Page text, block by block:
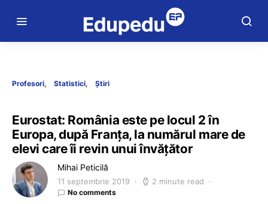
Profesori Statistici Știri
Eurostat: România este pe locul 2 în
Europa, după Franța, la numărul mare de
elevi care îi revin unui învățător
Mihai Peticilă
11 septembrie 2019 2 minute read
No comments